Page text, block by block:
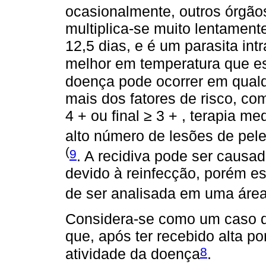
ocasionalmente, outros
multiplica-se muito
12,5 dias, e é um parasita
melhor em temperatura que
doença pode ocorrer em
mais dos fatores de risco,
4 + ou final ≥ 3 + , terapia
alto número de lesões de
(9. A recidiva pode ser
devido à reinfecção, porém
de ser analisada em uma
Considera-se como um caso
que, após ter recebido alta
atividade da doença8.